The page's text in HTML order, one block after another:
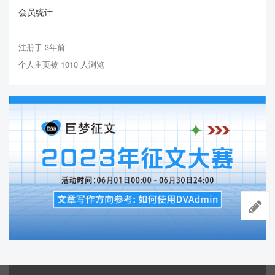
会员统计
注册于 3年前
个人主页被 1010 人浏览